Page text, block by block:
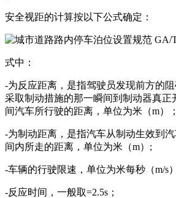
安全视距的计算按以下公式确定：
式中：
-为反应距离，是指驾驶员发现前方的
采取制动措施的那一瞬间到制动器真正
间汽车所行驶的距离，单位为米（m）；
-为制动距离，是指汽车从制动生效到
间内所走的距离，单位为米（m）;
-车辆的行驶限速，单位为米每秒（m/s
-反应时间，一般取=2.5s；